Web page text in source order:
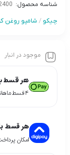
شناسه محصول:
چیکو / شامپو روغن
موجود در انبار
هر قسط
۴ قسط ماهانه. بدون سود، چک و ضامن.
هر قسط
امکان پرداخت